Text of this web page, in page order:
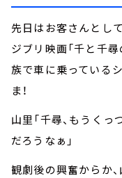
先日はお客さんとし
ジブリ映画「千と千
族で車に乗っている
ま！
山里「千尋、もうくっ
だろうなぁ」
観劇後の興奮からか